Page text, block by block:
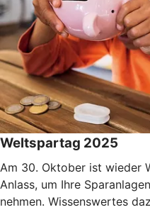
Weltspartag 2025
Am 30. Oktober ist wieder
Anlass, um Ihre
nehmen. Wissenswertes